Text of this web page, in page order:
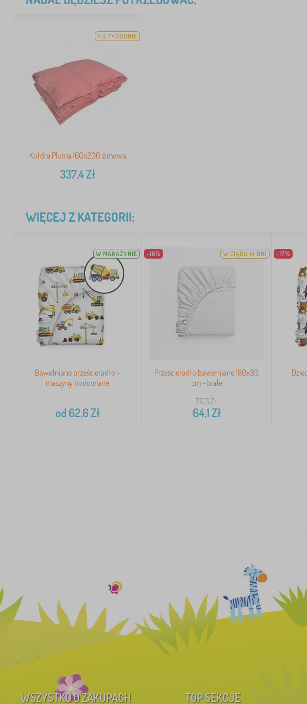
1-3 TYGODNIE
Kołdra Pluma 160x200 zimowa
337,4Zł
WIĘCEJ Z KATEGORII:
W MAGAZYNIE
Bawełniane prześcieradło -
maszyny budowlane
od 62,6Zł
-16% W CIĄGU 14 DNI
Prześcieradło bawełniane 180x80
cm - białe
76,3Zł
64,1Zł
-17%
WSZYSTKO O ZAKUPACH TOP SEKCJE